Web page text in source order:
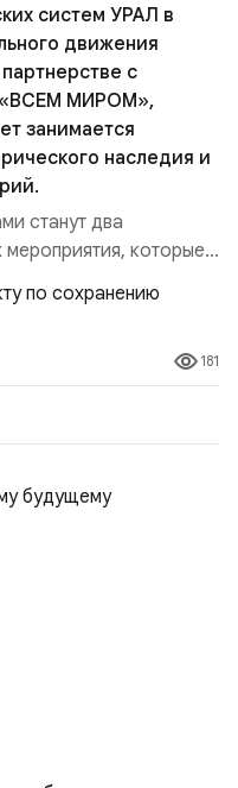
систем УРАЛ в
движения
с
«ВСЕМ МИРОМ»,
занимается
наследия и
станут два
мероприятия, которые
области и объединят
со всей
философии
российского
звука.
181